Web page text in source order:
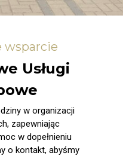
wsparcie
Usługi
w organizacji
zapewniając
w dopełnieniu
o kontakt, abyśmy